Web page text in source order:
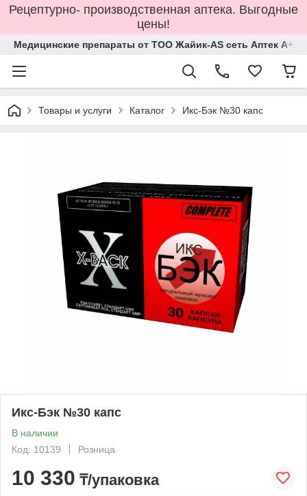
Рецептурно- производственная аптека. Выгодные
цены!
Медицинские препараты от ТОО Жайик-AS сеть Аптек А+
Товары и услуги Каталог Икс-Бэк №30 капс
Икс-Бэк №30 капс
В наличии
Код: 10139
Розница
10 330 ₸/упаковка